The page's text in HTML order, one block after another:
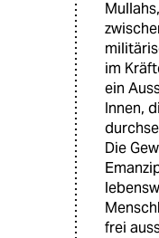
im
ein
Innen,
Die
frei